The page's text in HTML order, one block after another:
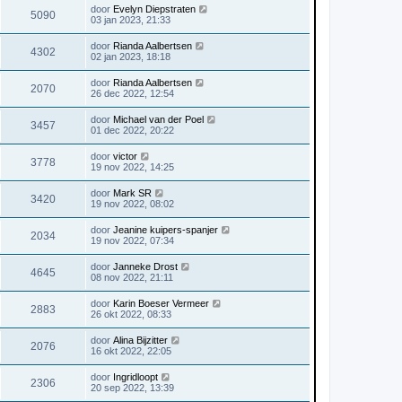
5090 door Evelyn Diepstraten
03 jan 2023, 21:33
4302 door Rianda Aalbertsen
02 jan 2023, 18:18
2070 door Rianda Aalbertsen
26 dec 2022, 12:54
3457 door Michael van der Poel
01 dec 2022, 20:22
3778 door victor
19 nov 2022, 14:25
3420 door Mark SR
19 nov 2022, 08:02
2034 door Jeanine kuipers-spanjer
19 nov 2022, 07:34
4645 door Janneke Drost
08 nov 2022, 21:11
2883 door Karin Boeser Vermeer
26 okt 2022, 08:33
2076 door Alina Bijzitter
16 okt 2022, 22:05
2306 door Ingridloopt
20 sep 2022, 13:39